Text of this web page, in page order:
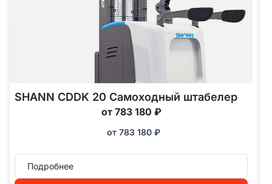
SHANN CDDK 20 Самоходный штабелер
от 783 180 ₽
от 783 180 ₽
Подробнее